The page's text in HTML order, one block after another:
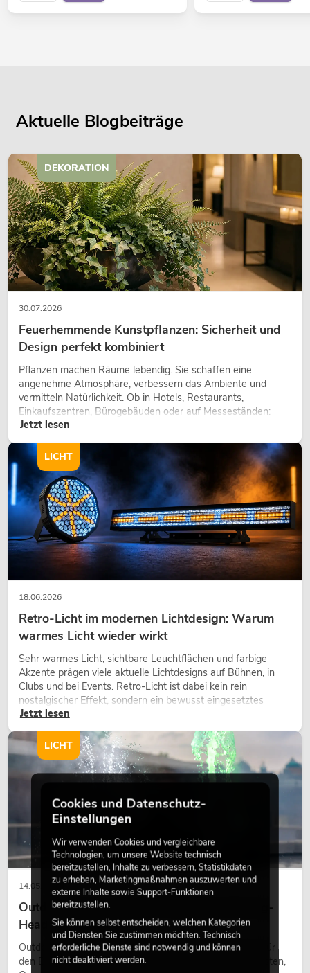
Aktuelle Blogbeiträge
30.07.2026
Feuerhemmende Kunstpflanzen: Sicherheit und
Design perfekt kombiniert
Pflanzen machen Räume lebendig. Sie schaffen eine
angenehme Atmosphäre, verbessern das Ambiente und
vermitteln Natürlichkeit. Ob in Hotels, Restaurants,
Einkaufszentren, Bürogebäuden oder auf Messeständen:
eine hochwertige Begrünung gehört heute längst zum
Jetzt lesen
DEKORATION
18.06.2026
Retro-Licht im modernen Lichtdesign: Warum
warmes Licht wieder wirkt
Sehr warmes Licht, sichtbare Leuchtflächen und farbige
Akzente prägen viele aktuelle Lichtdesigns auf Bühnen, in
Clubs und bei Events. Retro-Licht ist dabei kein rein
nostalgischer Effekt, sondern ein bewusst eingesetztes
Gestaltungsmittel: Es schafft Atmosphäre, gibt Szenen
wirken lassen.
Jetzt lesen
LICHT
14.05.2026
Outdoor Moving-Heads: Wetterfeste Moving-
Heads bei Events
Outdoor Moving-Heads sind bewegliche Scheinwerfer für
den Einsatz im Freien. Sie werden bei Festivals, Stadtfesten,
LICHT
Cookies und Datenschutz-
Einstellungen
Wir verwenden Cookies und vergleichbare
Technologien, um unsere Website technisch
bereitzustellen, Inhalte zu verbessern, Statistikdaten
zu erheben, Marketingmaßnahmen auszuwerten und
externe Inhalte sowie Support-Funktionen
bereitzustellen.
Sie können selbst entscheiden, welchen Kategorien
und Diensten Sie zustimmen möchten. Technisch
erforderliche Dienste sind notwendig und können
nicht deaktiviert werden.